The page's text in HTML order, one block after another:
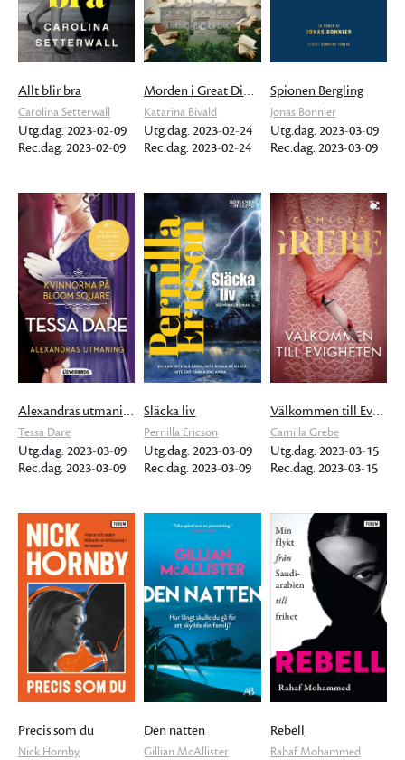
Allt blir bra
Carolina Setterwall
Utg.dag. 2023-02-09
Rec.dag. 2023-02-09
Morden i Great Diddling
Katarina Bivald
Utg.dag. 2023-02-24
Rec.dag. 2023-02-24
Spionen Bergling
Jonas Bonnier
Utg.dag. 2023-03-09
Rec.dag. 2023-03-09
Alexandras utmaning
Tessa Dare
Utg.dag. 2023-03-09
Rec.dag. 2023-03-09
Släcka liv
Pernilla Ericson
Utg.dag. 2023-03-09
Rec.dag. 2023-03-09
Välkommen till Evigheten
Camilla Grebe
Utg.dag. 2023-03-15
Rec.dag. 2023-03-15
Precis som du
Nick Hornby
Den natten
Gillian McAllister
Rebell
Rahaf Mohammed